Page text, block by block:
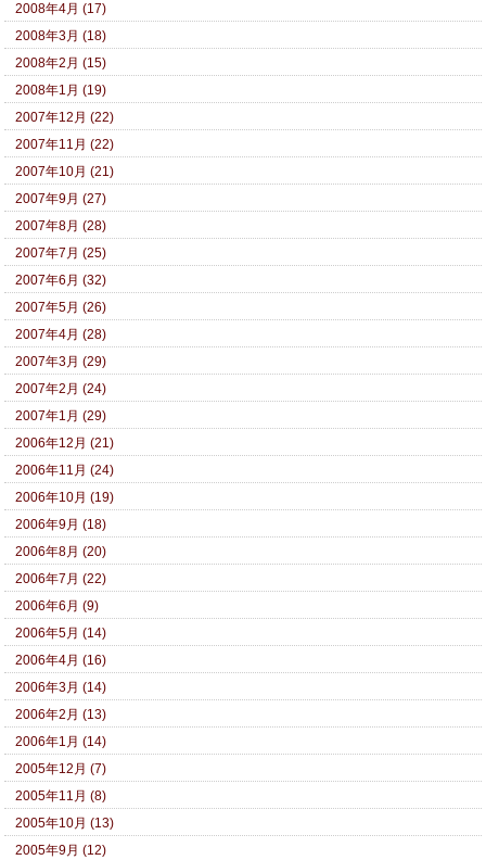
2008年4月 (17)
2008年3月 (18)
2008年2月 (15)
2008年1月 (19)
2007年12月 (22)
2007年11月 (22)
2007年10月 (21)
2007年9月 (27)
2007年8月 (28)
2007年7月 (25)
2007年6月 (32)
2007年5月 (26)
2007年4月 (28)
2007年3月 (29)
2007年2月 (24)
2007年1月 (29)
2006年12月 (21)
2006年11月 (24)
2006年10月 (19)
2006年9月 (18)
2006年8月 (20)
2006年7月 (22)
2006年6月 (9)
2006年5月 (14)
2006年4月 (16)
2006年3月 (14)
2006年2月 (13)
2006年1月 (14)
2005年12月 (7)
2005年11月 (8)
2005年10月 (13)
2005年9月 (12)